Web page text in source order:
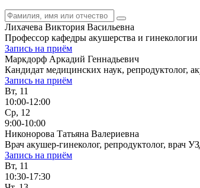
Лихачева Виктория Васильевна
Профессор кафедры акушерства и
Запись на приём
Маркдорф Аркадий Геннадьевич
Кандидат медицинских наук, репродуктолог,
Запись на приём
Вт, 11
10:00-12:00
Ср, 12
9:00-10:00
Никонорова Татьяна Валериевна
Врач акушер-гинеколог, репродуктолог, врач
Запись на приём
Вт, 11
10:30-17:30